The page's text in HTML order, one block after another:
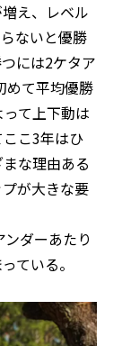
え、レベル
ないと優勝
には2ケタア
めて平均優勝
て上下動は
こ3年はひ
な理由ある
が大きな要
ダーあたり
ている。